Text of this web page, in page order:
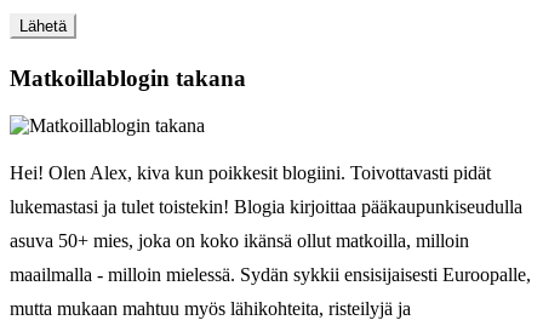
Matkoillablogin takana
Hei! Olen Alex, kiva kun poikkesit blogiini. Toivottavasti pidät
lukemastasi ja tulet toistekin! Blogia kirjoittaa pääkaupunkiseudulla
asuva 50+ mies, joka on koko ikänsä ollut matkoilla, milloin
maailmalla - milloin mielessä. Sydän sykkii ensisijaisesti Euroopalle,
mutta mukaan mahtuu myös lähikohteita, risteilyjä ja